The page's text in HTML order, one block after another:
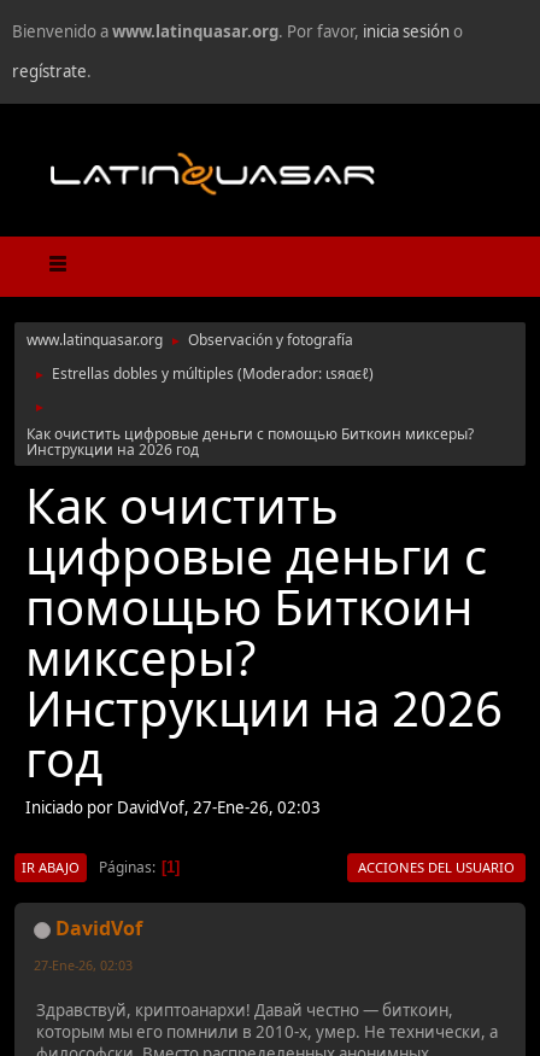
Bienvenido awww.latinquasar.org. Por favor, inicia sesióno
regístrate.
www.latinquasar.org ► Observación y fotografía
► Estrellas dobles y múltiples (Moderador: ιѕяαєℓ)
►
Как очистить цифровые деньги с помощью Биткоин миксеры?
Инструкции на 2026 год
Как очистить
цифровые деньги с
помощью Биткоин
миксеры?
Инструкции на 2026
год
Iniciado por DavidVof, 27-Ene-26, 02:03
IR ABAJO Páginas 1 ACCIONES DEL USUARIO
DavidVof
27-Ene-26, 02:03
Здравствуй, криптоанархи! Давай честно — биткоин,
которым мы его помнили в 2010-х, умер. Не технически, а